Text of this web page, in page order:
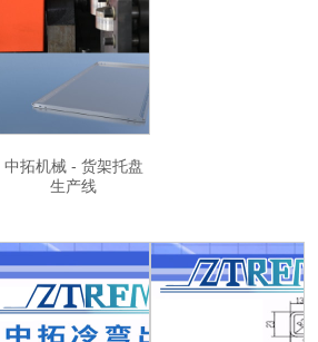
中拓机械 - 货架托盘
生产线